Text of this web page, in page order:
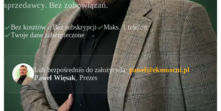
sprzedawcy. Bez zobowiązań.
Bez kosztów Bez subskrypcji
Maks. 1 telefon
Twoje dane zabezpieczone
Lub bezpośrednio do założyciela:pawel@ekomocni.pl·
Paweł Więsak, Prezes